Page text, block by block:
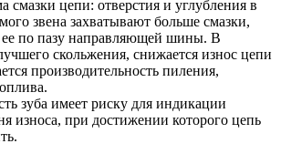
смазки цепи: отверстия и углубления в
звена захватывают больше смазки,
ее по пазу направляющей шины. В
лучшего скольжения, снижается износ цепи
производительность пиления,
зуба имеет риску для индикации
износа, при достижении которого цепь